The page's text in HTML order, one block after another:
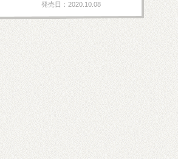
発売日：2020.10.08